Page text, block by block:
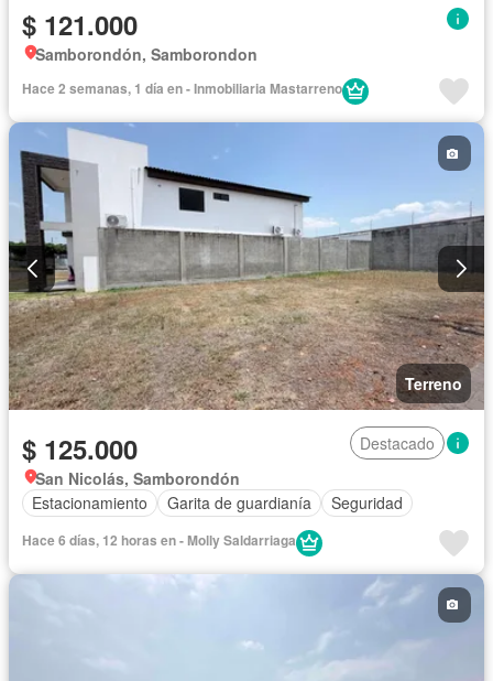
$ 121.000
Samborondón, Samborondon
Hace 2 semanas, 1 día en - Inmobiliaria Mastarreno
Terreno
$ 125.000
Destacado
San Nicolás, Samborondón
Estacionamiento
Garita de guardianía Seguridad
Hace 6 días, 12 horas en - Molly Saldarriaga